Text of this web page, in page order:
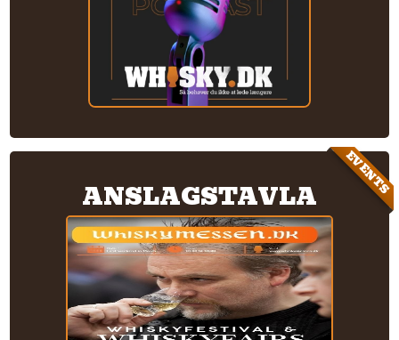
EVENTS
ANSLAGSTAVLA